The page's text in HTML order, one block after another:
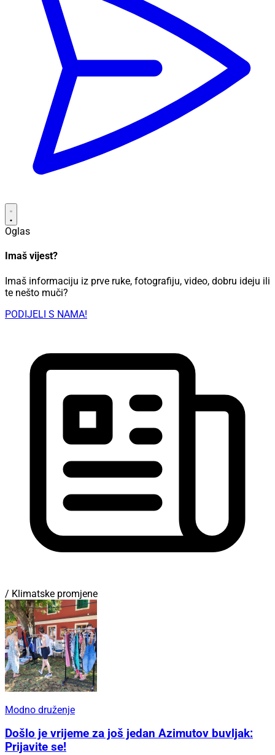
Oglas
Imaš vijest?
Imaš informaciju iz prve ruke, fotografiju, video, dobru ideju ili
te nešto muči?
PODIJELI S NAMA!
/ Klimatske promjene
Modno druženje
Došlo je vrijeme za još jedan Azimutov buvljak:
Prijavite se!